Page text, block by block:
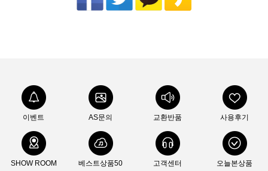
이벤트 AS문의 교환반품 사용후기
SHOW ROOM 베스트상품50 고객센터 오늘본상품